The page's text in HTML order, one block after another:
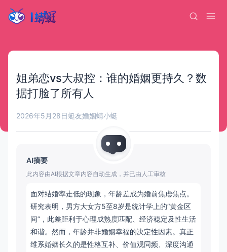
姐弟恋vs大叔控：谁的婚姻更持久？数
据打脸了所有人
2026年5月28日蜓友婚姻蜻小蜓
AI摘要
此内容由AI根据文章内容自动生成，并已由人工审核
面对结婚率走低的现象，年龄差成为婚前焦虑焦点。
研究表明，男方大女方5至8岁是统计学上的“黄金区
间”，此差距利于心理成熟度匹配、经济稳定及性生活
和谐。然而，年龄并非婚姻幸福的决定性因素。真正
维系婚姻长久的是性格互补、价值观同频、深度沟通